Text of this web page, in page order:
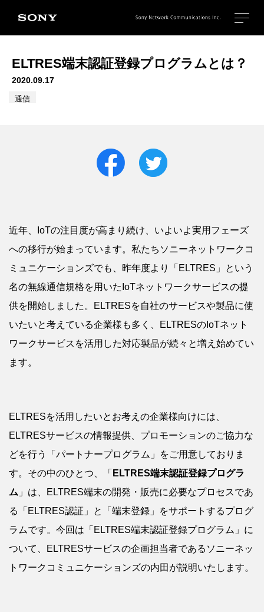
ELTRES端末認証登録プログラムとは？
2020.09.17
通信
近年、IoTの注目度が高まり続け、いよいよ実用フェーズ
への移行が始まっています。私たちソニーネットワークコ
ミュニケーションズでも、昨年度より「ELTRES」という
名の無線通信規格を用いたIoTネットワークサービスの提
供を開始しました。ELTRESを自社のサービスや製品に使
いたいと考えている企業様も多く、ELTRESのIoTネット
ワークサービスを活用した対応製品が続々と増え始めてい
ます。
ELTRESを活用したいとお考えの企業様向けには、
ELTRESサービスの情報提供、プロモーションのご協力な
どを行う「パートナープログラム」をご用意しておりま
す。その中のひとつ、「 ELTRES端末認証登録プログラ
ム 」は、ELTRES端末の開発・販売に必要なプロセスであ
る「ELTRES認証」と「端末登録」をサポートするプログ
ラムです。今回は「ELTRES端末認証登録プログラム」に
ついて、ELTRESサービスの企画担当者であるソニーネッ
トワークコミュニケーションズの内田が説明いたします。